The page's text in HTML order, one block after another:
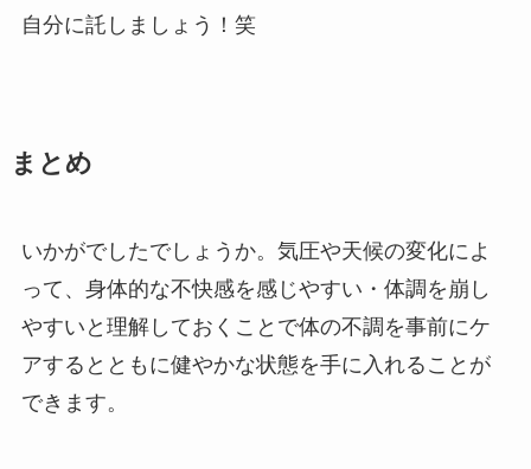
自分に託しましょう！笑
まとめ
いかがでしたでしょうか。気圧や天候の変化によ
って、身体的な不快感を感じやすい・体調を崩し
やすいと理解しておくことで体の不調を事前にケ
アするとともに健やかな状態を手に入れることが
できます。